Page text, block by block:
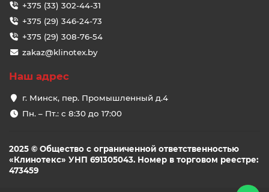
+375 (33) 302-44-31
+375 (29) 346-24-73
+375 (29) 308-76-54
zakaz@klinotex.by
Наш адрес
г. Минск, пер. Промышленный д.4
Пн. – Пт.: с 8:30 до 17:00
2025 © Общество с ограниченной ответственностью
«Клинотекс» УНП 691305043. Номер в торговом реестре:
473459